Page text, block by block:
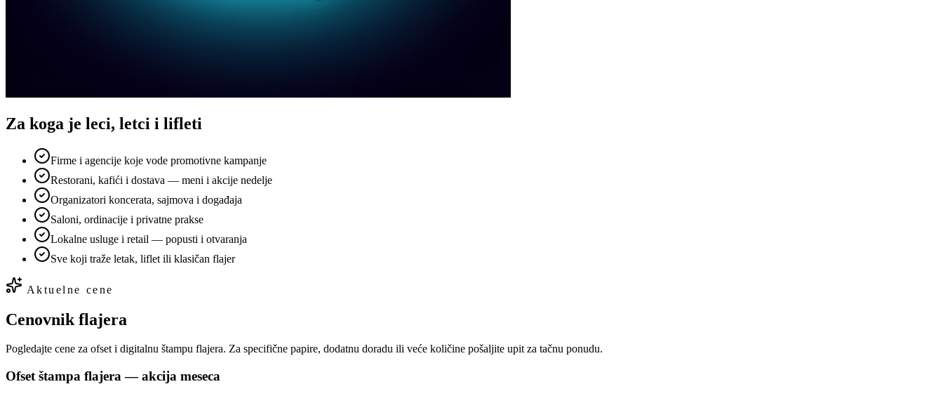
Za koga je leci, letci i lifleti
Firme i agencije koje vode promotivne kampanje
Restorani, kafići i dostava — meni i akcije nedelje
Organizatori koncerata, sajmova i događaja
Saloni, ordinacije i privatne prakse
Lokalne usluge i retail — popusti i otvaranja
Sve koji traže letak, liflet ili klasičan flajer
Aktuelne cene
Cenovnik flajera
Pogledajte cene za ofset i digitalnu štampu flajera. Za specifične papire, dodatnu doradu ili veće količine pošaljite upit za tačnu ponudu.
Ofset štampa flajera — akcija meseca